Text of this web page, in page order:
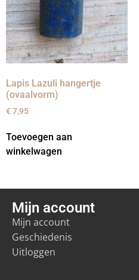
Lapis Lazuli hangertje
(ovaalvorm)
€7,95
Toevoegen aan
winkelwagen
Mijn account
Mijn account
Geschiedenis
Uitloggen